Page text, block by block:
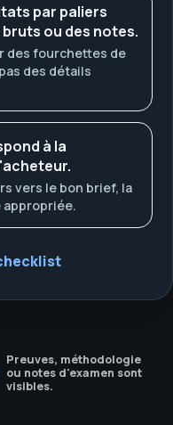
par paliers
ou des notes.
des fourchettes de
des détails
à la
vers le bon brief, la
appropriée.
Preuves, méthodologie
ou notes d'examen sont
visibles.